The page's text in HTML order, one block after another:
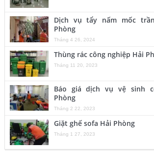
Dịch vụ tẩy nấm mốc
Phòng
Tháng 4 26, 2024
Thùng rác công nghiệp Hải
Tháng 11 20, 2023
Báo giá dịch vụ vệ sinh
Phòng
Tháng 2 22, 2023
Giặt ghế sofa Hải Phòng
Tháng 1 27, 2023